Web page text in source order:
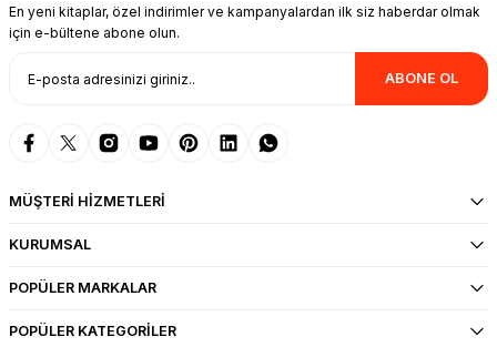
En yeni kitaplar, özel indirimler ve kampanyalardan ilk siz haberdar olmak
için e-bültene abone olun.
ABONE OL
MÜŞTERİ HİZMETLERİ
KURUMSAL
POPÜLER MARKALAR
POPÜLER KATEGORİLER